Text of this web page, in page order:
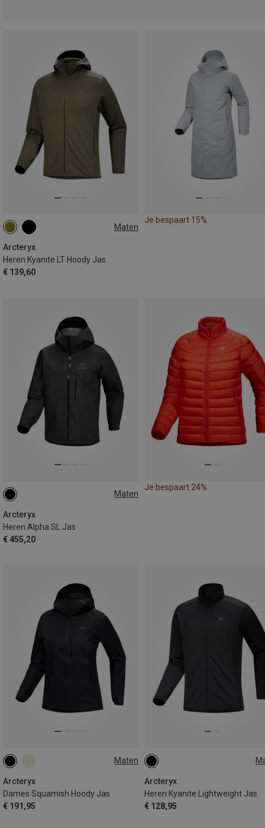
Maten
Arcteryx
Heren Kyanite LT Hoody Jas
€ 139,60
S L
Je bespaart 15%
Maten
Arcteryx
Heren Alpha SL Jas
€ 455,20
S
Je bespaart 24%
Maten
Arcteryx
Dames Squamish Hoody Jas
€ 191,95
XS
Arcteryx
Heren Kyanite Lightweight Jas
€ 128,95
XXL